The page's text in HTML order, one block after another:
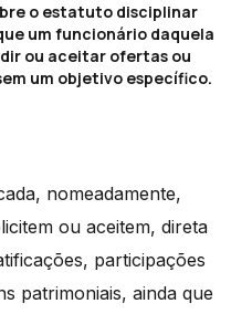
o estatuto disciplinar
um funcionário daquela
ou aceitar ofertas ou
um objetivo específico.
nomeadamente,
ou aceitem, direta
participações
patrimoniais, ainda que